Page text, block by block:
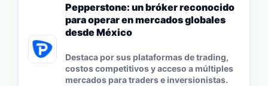
Pepperstone: un bróker reconocido
para operar en mercados globales
desde México
Destaca por sus plataformas de trading,
costos competitivos y acceso a múltiples
mercados para traders e inversionistas.